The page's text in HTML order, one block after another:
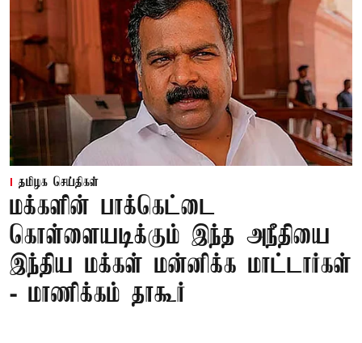
தமிழக செய்திகள்
மக்களின் பாக்கெட்டை
கொள்ளையடிக்கும் இந்த அநீதியை
இந்திய மக்கள் மன்னிக்க மாட்டார்கள்
- மாணிக்கம் தாகூர்